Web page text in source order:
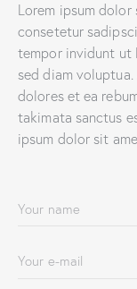
Lorem ipsum
consetetur
tempor invidunt ut
sed diam
dolores et ea
takimata sanctus
ipsum dolor sit